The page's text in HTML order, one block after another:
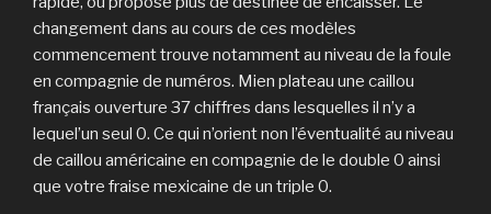
changement dans au cours de ces modèles
commencement trouve notamment au niveau de la foule
en compagnie de numéros. Mien plateau une caillou
français ouverture 37 chiffres dans lesquelles il n’y a
lequel’un seul 0. Ce qui n’orient non l’éventualité au niveau
de caillou américaine en compagnie de le double 0 ainsi
que votre fraise mexicaine de un triple 0.